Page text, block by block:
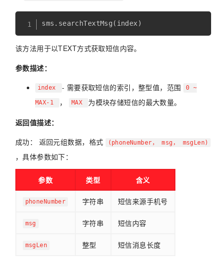
该方法用于以TEXT方式获取短信内容。
参数描述：
index - 需要获取短信的索引，整型值，范围 0 ~
MAX-1 ， MAX 为模块存储短信的最大数量。
返回值描述：
成功： 返回元组数据，格式
(phoneNumber， msg， msgLen)
，具体参数如下：
参数 类型 含义
phoneNumber 字符串 短信来源手机号
msg 字符串 短信内容
msgLen 整型 短信消息长度